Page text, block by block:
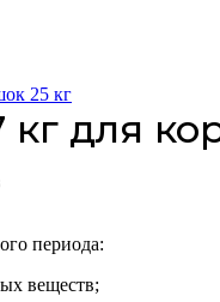
25 кг
для
периода:
веществ;